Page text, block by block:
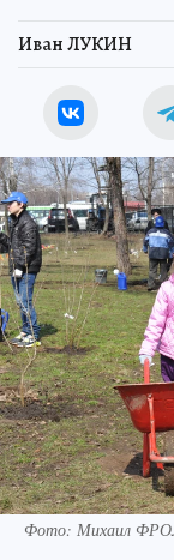
Иван ЛУКИН
Фото: Михаил